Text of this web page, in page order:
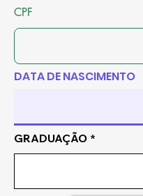
CPF
DATA DE NASCIMENTO
GRADUAÇÃO